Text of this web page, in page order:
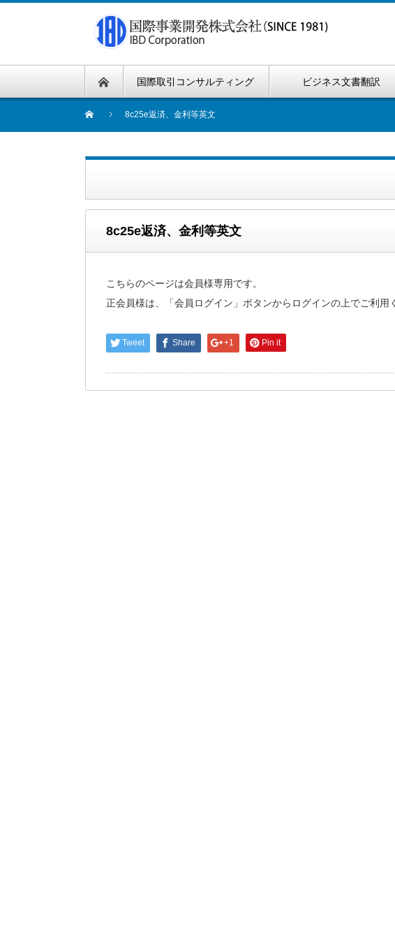
国際取引コンサルティング ビジネス文書翻訳
8c25e返済、金利等英文
8c25e返済、金利等英文
こちらのページは会員様専用です。
正会員様は、「会員ログイン」ボタンからログインの上でご利用
Tweet Share +1 Pin it